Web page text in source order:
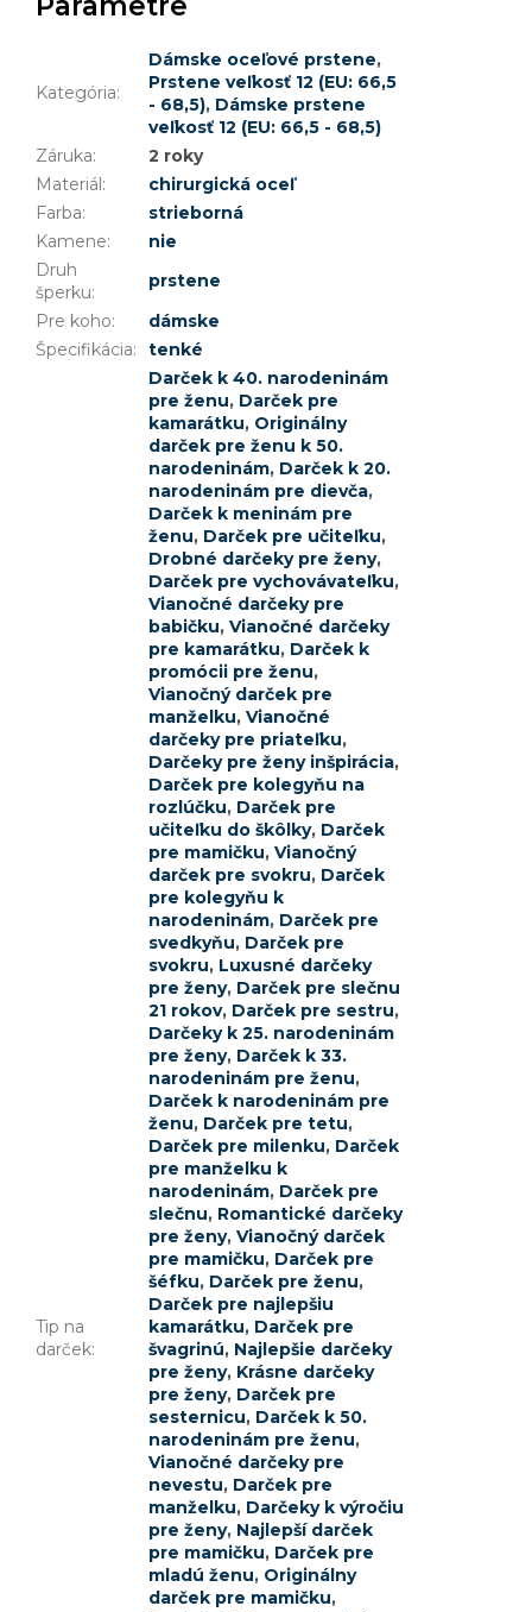
Kategória:
Dámske oceľové prstene,
Prstene veľkosť 12 (EU: 66,5
- 68,5), Dámske prstene
veľkosť 12 (EU: 66,5 - 68,5)
Záruka:
2 roky
Materiál :
chirurgická oceľ
Farba:
strieborná
Kamene:
nie
Druh
šperku:
prstene
Pre koho:
dámske
Špecifikácia: tenké
Tip na
darček:
Darček k 40. narodeninám
pre ženu, Darček pre
kamarátku, Originálny
darček pre ženu k 50.
narodeninám, Darček k 20.
narodeninám pre dievča,
Darček k meninám pre
ženu, Darček pre učiteľku,
Drobné darčeky pre ženy,
Darček pre vychovávateľku,
Vianočné darčeky pre
babičku, Vianočné darčeky
pre kamarátku, Darček k
promócii pre ženu,
Vianočný darček pre
manželku, Vianočné
darčeky pre priateľku,
Darčeky pre ženy inšpirácia,
Darček pre kolegyňu na
rozlúčku, Darček pre
učiteľku do škôlky, Darček
pre mamičku, Vianočný
darček pre svokru, Darček
pre kolegyňu k
narodeninám, Darček pre
svedkyňu, Darček pre
svokru, Luxusné darčeky
pre ženy, Darček pre slečnu
21 rokov, Darček pre sestru,
Darčeky k 25. narodeninám
pre ženy, Darček k 33.
narodeninám pre ženu,
Darček k narodeninám pre
ženu, Darček pre tetu,
Darček pre milenku, Darček
pre manželku k
narodeninám, Darček pre
slečnu, Romantické darčeky
pre ženy, Vianočný darček
pre mamičku, Darček pre
šéfku, Darček pre ženu,
Darček pre najlepšiu
kamarátku, Darček pre
švagrinú, Najlepšie darčeky
pre ženy, Krásne darčeky
pre ženy, Darček pre
sesternicu, Darček k 50.
narodeninám pre ženu,
Vianočné darčeky pre
nevestu, Darček pre
manželku, Darčeky k výročiu
pre ženy, Najlepší darček
pre mamičku, Darček pre
mladú ženu, Originálny
darček pre mamičku,